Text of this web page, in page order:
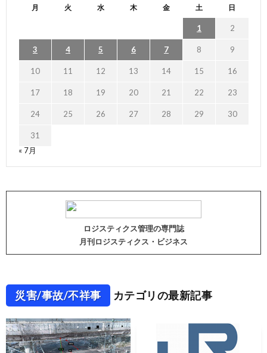
月 火 水 木 金 土 日
1 2
3 4 5 6 7 8 9
10 11 12 13 14 15 16
17 18 19 20 21 22 23
24 25 26 27 28 29 30
31
« 7月
ロジスティクス管理の専門誌
月刊ロジスティクス・ビジネス
災害/事故/不祥事 カテゴリの最新記事